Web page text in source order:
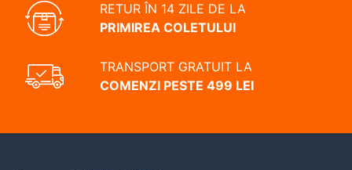
RETUR ÎN 14 ZILE DE LA
PRIMIREA COLETULUI
TRANSPORT GRATUIT LA
COMENZI PESTE 499 LEI